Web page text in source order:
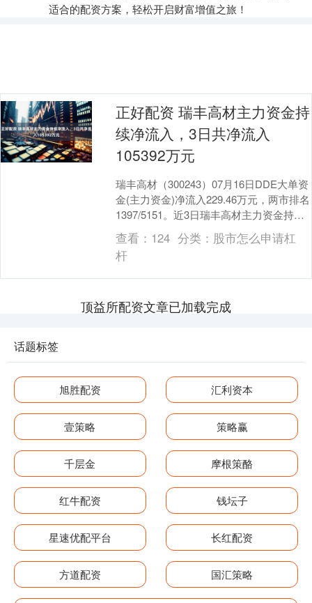
适合的配资方案，轻松开启财富增值之旅！
正好配资 瑞丰高材主力资金持
续净流入，3日共净流入
105392万元
瑞丰高材（300243）07月16日DDE大单资
金(主力资金)净流入229.46万元，两市排名
1397/5151。近3日瑞丰高材主力资金持续
流入，3日共净流入1....
查看： 124 分类： 股市怎么申请杠
杆
顶益所配资文章已加载完成
话题标签
旭胜配资 汇利资本
壹策略 策略赢
千层金 摩根策酪
红牛配资 钱坛子
星速优配平台 长红配资
方道配资 国汇策略